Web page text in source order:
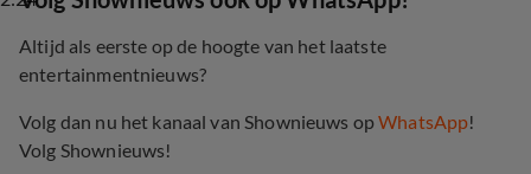
Altijd als eerste op de hoogte van het laatste
entertainmentnieuws?
Volg dan nu het kanaal van Shownieuws opWhatsApp!
Volg Shownieuws!